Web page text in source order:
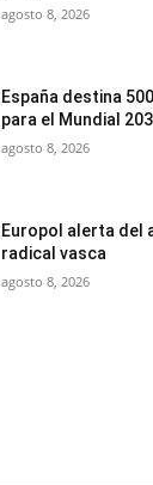
agosto 8, 2026
España destina
para el Mundial
agosto 8, 2026
Europol alerta del
radical vasca
agosto 8, 2026